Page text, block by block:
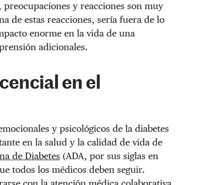
y reacciones son muy
de estas reacciones, sería fuera de lo
enorme en la vida de una
adicionales.
en el
y psicológicos de la diabetes
en la salud y la calidad de vida de
de Diabetes (ADA, por sus siglas en
todos los médicos deben seguir.